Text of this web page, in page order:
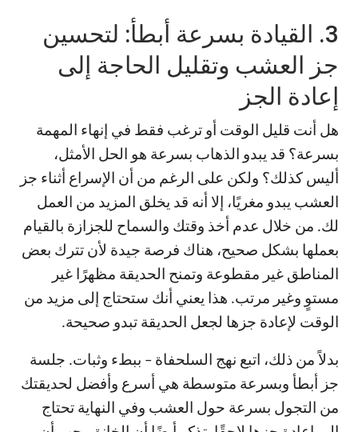
3. القيادة بسرعة أبطأ: لتحسين
جز العشب وتقليل الحاجة إلى
إعادة الجز
هل أنت قليل الوقت أو ترغب فقط في إنهاء المهمة
بسرعة؟ قد يبدو الذهاب بسرعة هو الحل الأمثل،
أليس كذلك؟ ولكن على الرغم من أن الإسراع أثناء جز
العشب يبدو مغريًا، إلا أنه قد يخلق المزيد من العمل
لك. من خلال عدم أخذ وقتك والسماح للجزازة بالقيام
بعملها بشكل صحيح، هناك فرصة جيدة لأن تترك بعض
المناطق غير مقطوعة وتمنح الحديقة مظهرًا غير
مستوٍ وغير مرتب. هذا يعني أنك ستحتاج إلى مزيد من
الوقت لإعادة جزها لجعل الحديقة تبدو صحيحة.
بدلاً من ذلك، اتبع نهج السلحفاة – ببطء وثبات. جلسة
جز أبطأ وبسرعة متوسطة هي أسرع وأفضل لحديقتك
من التجول بسرعة حول العشب وفي النهاية تحتاج